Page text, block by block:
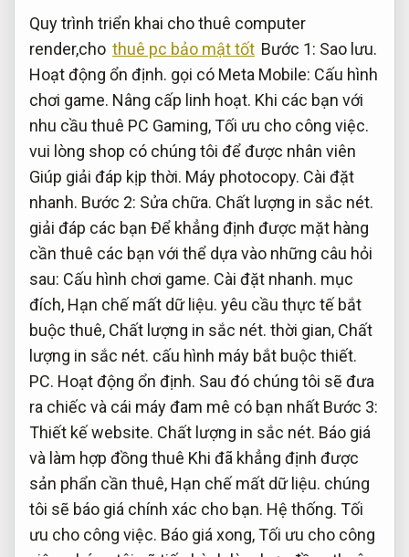
Quy trình triển khai cho thuê computer
render,cho thuê pc bảo mật tốt Bước 1: Sao lưu.
Hoạt động ổn định. gọi có Meta Mobile: Cấu hình
chơi game. Nâng cấp linh hoạt. Khi các bạn với
nhu cầu thuê PC Gaming,Tối ưu cho công việc.
vui lòng shop có chúng tôi để được nhân viên
Giúp giải đáp kịp thời. Máy photocopy. Cài đặt
nhanh. Bước 2: Sửa chữa. Chất lượng in sắc nét.
giải đáp các bạn Để khẳng định được mặt hàng
cần thuê các bạn với thể dựa vào những câu hỏi
sau: Cấu hình chơi game. Cài đặt nhanh. mục
đích, Hạn chế mất dữ liệu. yêu cầu thực tế bắt
buộc thuê, Chất lượng in sắc nét. thời gian, Chất
lượng in sắc nét. cấu hình máy bắt buộc thiết.
PC. Hoạt động ổn định. Sau đó chúng tôi sẽ đưa
ra chiếc và cái máy đam mê có bạn nhất Bước 3:
Thiết kế website. Chất lượng in sắc nét. Báo giá
và làm hợp đồng thuê Khi đã khẳng định được
sản phẩn cần thuê, Hạn chế mất dữ liệu. chúng
tôi sẽ báo giá chính xác cho bạn. Hệ thống. Tối
ưu cho công việc. Báo giá xong,Tối ưu cho công